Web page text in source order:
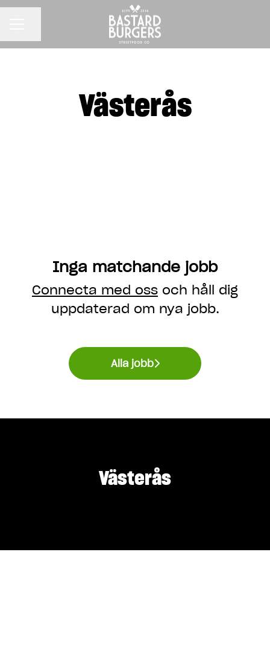
Västerås
Inga matchande jobb
Connecta med oss och håll dig
uppdaterad om nya jobb.
Alla jobb
Västerås